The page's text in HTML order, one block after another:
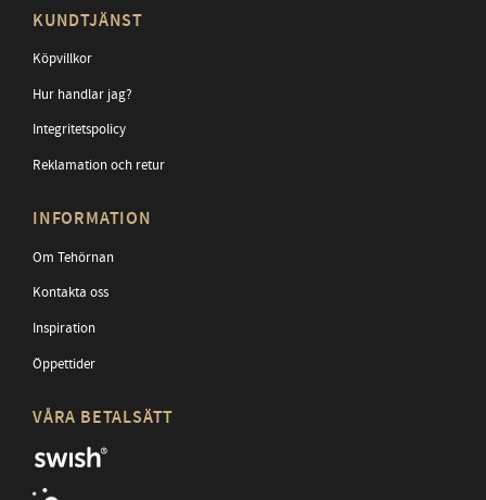
KUNDTJÄNST
Köpvillkor
Hur handlar jag?
Integritetspolicy
Reklamation och retur
INFORMATION
Om Tehörnan
Kontakta oss
Inspiration
Öppettider
VÅRA BETALSÄTT